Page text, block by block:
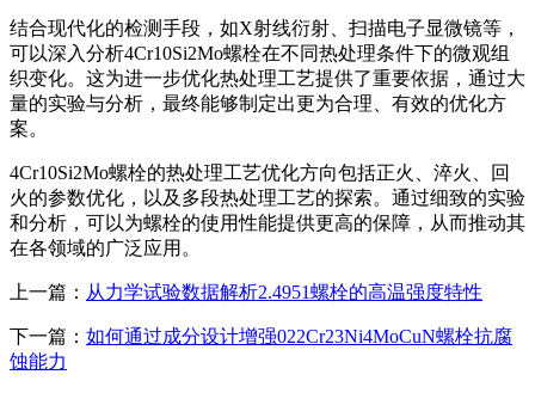
结合现代化的检测手段，如X射线衍射、扫描电子显微镜等，
可以深入分析4Cr10Si2Mo螺栓在不同热处理条件下的微观组
织变化。这为进一步优化热处理工艺提供了重要依据，通过大
量的实验与分析，最终能够制定出更为合理、有效的优化方
案。
4Cr10Si2Mo螺栓的热处理工艺优化方向包括正火、淬火、回
火的参数优化，以及多段热处理工艺的探索。通过细致的实验
和分析，可以为螺栓的使用性能提供更高的保障，从而推动其
在各领域的广泛应用。
上一篇： 从力学试验数据解析2.4951螺栓的高温强度特性
下一篇： 如何通过成分设计增强022Cr23Ni4MoCuN螺栓抗腐
蚀能力